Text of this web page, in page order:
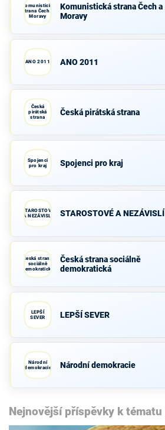
Komunistická
strana Čech a
Moravy
Komunistická strana Čech a
Moravy
ANO 2011 ANO 2011
Česká
pirátská
strana
Česká pirátská strana
Spojenci
pro kraj
Spojenci pro kraj
STAROSTOVÉ
A NEZÁVISLÍ
STAROSTOVÉ A NEZÁVISLÍ
Česká strana
sociálně
demokratická
Česká strana sociálně
demokratická
LEPŠÍ
SEVER
LEPŠÍ SEVER
Národní
demokracie
Národní demokracie
Nejnovější příspěvky k tématu